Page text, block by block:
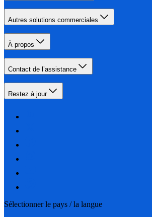
Autres solutions commerciales
À propos
Contact de l’assistance
Restez à jour
Sélectionner le pays / la langue